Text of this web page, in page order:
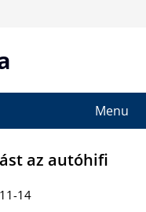
Menu
az autóhifi
14